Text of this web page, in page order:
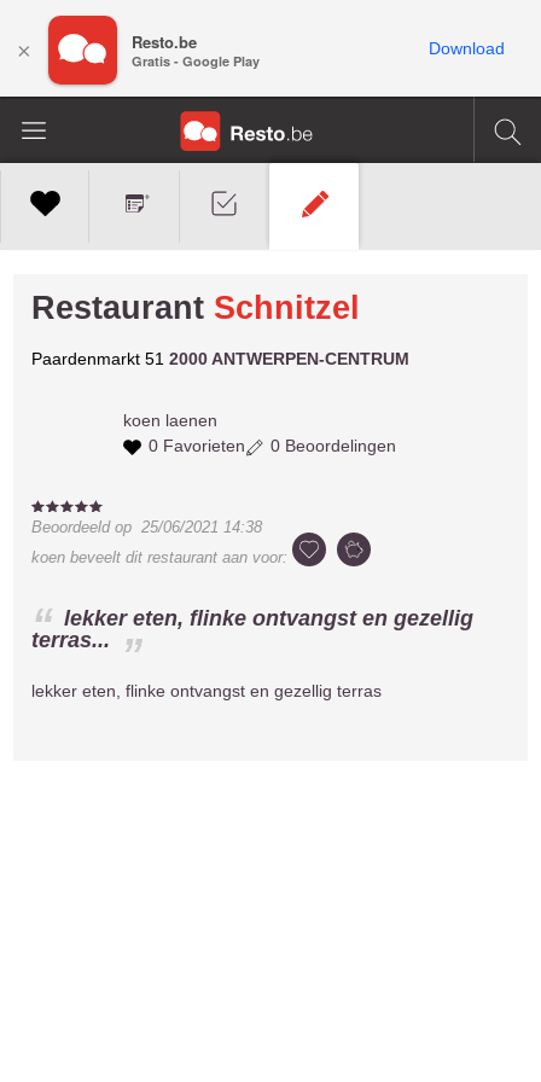
Restaurant Schnitzel
Paardenmarkt 512000 ANTWERPEN-CENTRUM
koen laenen
0 Favorieten
0 Beoordelingen
Beoordeeld op25/06/2021 14:38
koen beveelt dit restaurant aan voor:
lekker eten, flinke ontvangst en gezellig
terras...
lekker eten, flinke ontvangst en gezellig terras
× Resto.be
Gratis - Google Play
Download